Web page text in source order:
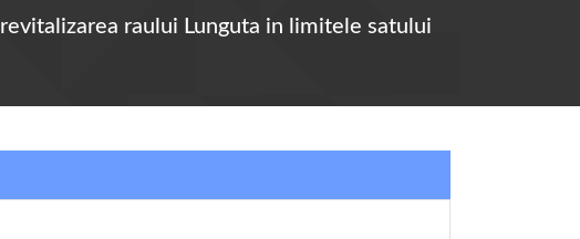
raului Lunguta in limitele satului